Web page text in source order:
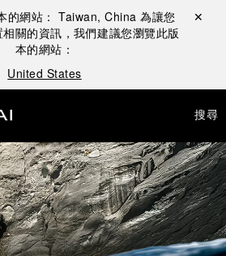
的網站： Taiwan, China 為讓您
關的資訊，我們建議您瀏覽此版
本的網站：
United States
關閉 ✕
搜尋